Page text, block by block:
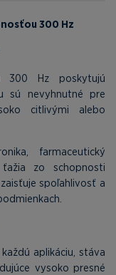
300 Hz
300 Hz poskytujú
sú nevyhnutné pre
citlivými alebo
farmaceutický
zo schopnosti
spoľahlivosť a
aplikáciu, stáva
vysoko presné